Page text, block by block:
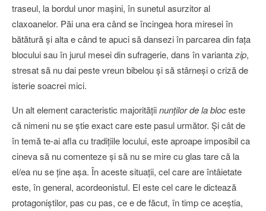
traseul, la bordul unor maşini, în sunetul asurzitor al
claxoanelor. Păi una era când se încingea hora miresei în
bătătură şi alta e când te apuci să dansezi în parcarea din faţa
blocului sau în jurul mesei din sufragerie, dans în variantazip,
stresat să nu dai peste vreun bibelou şi să stârneşi o criză de
isterie soacrei mici.
Un alt element caracteristic majorităţiinunţilor de la bloceste
că nimeni nu se ştie exact care este pasul următor. Şi cât de
în temă te-ai afla cu tradiţiile locului, este aproape imposibil ca
cineva să nu comenteze şi să nu se mire cu glas tare că la
el/ea nu se ţine aşa. În aceste situaţii, cel care are întâietate
este, în general, acordeonistul. El este cel care le dictează
protagoniştilor, pas cu pas, ce e de făcut, în timp ce aceştia,